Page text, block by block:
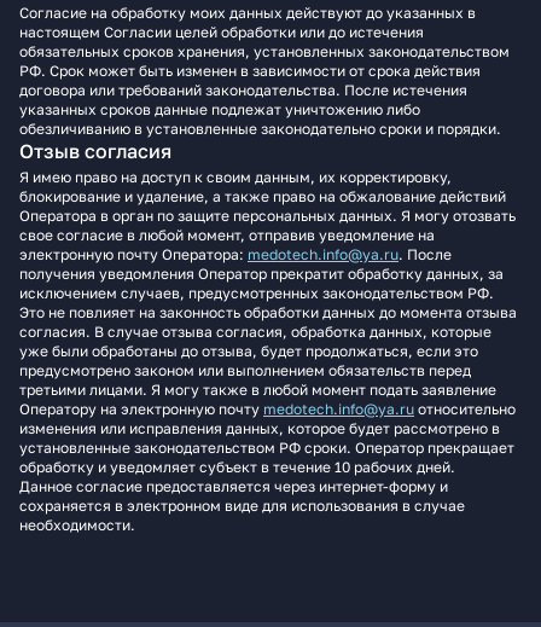
Согласие на обработку моих данных действуют до указанных в
настоящем Согласии целей обработки или до истечения
обязательных сроков хранения, установленных законодательством
РФ. Срок может быть изменен в зависимости от срока действия
договора или требований законодательства. После истечения
указанных сроков данные подлежат уничтожению либо
обезличиванию в установленные законодательно сроки и порядки.
Отзыв согласия
Я имею право на доступ к своим данным, их корректировку,
блокирование и удаление, а также право на обжалование действий
Оператора в орган по защите персональных данных. Я могу отозвать
свое согласие в любой момент, отправив уведомление на
электронную почту Оператора: medotech.info@ya.ru. После
получения уведомления Оператор прекратит обработку данных, за
исключением случаев, предусмотренных законодательством РФ.
Это не повлияет на законность обработки данных до момента отзыва
согласия. В случае отзыва согласия, обработка данных, которые
уже были обработаны до отзыва, будет продолжаться, если это
предусмотрено законом или выполнением обязательств перед
третьими лицами. Я могу также в любой момент подать заявление
Оператору на электронную почту medotech.info@ya.ru относительно
изменения или исправления данных, которое будет рассмотрено в
установленные законодательством РФ сроки. Оператор прекращает
обработку и уведомляет субъект в течение 10 рабочих дней.
Данное согласие предоставляется через интернет-форму и
сохраняется в электронном виде для использования в случае
необходимости.